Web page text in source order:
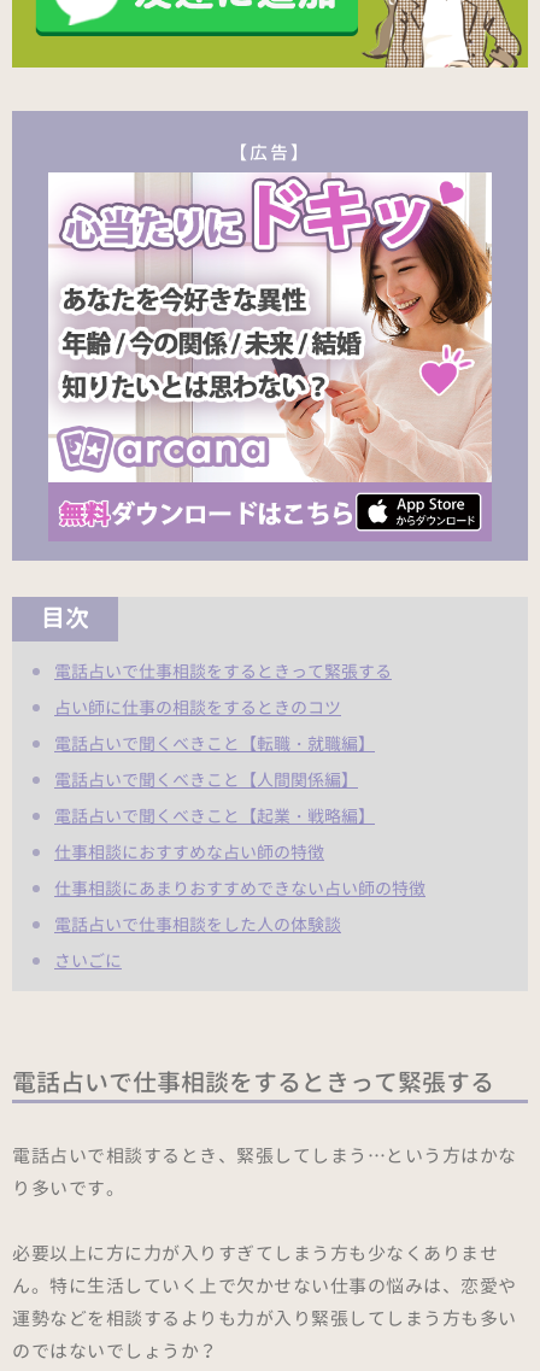
【広告】
目次
電話占いで仕事相談をするときって緊張する
占い師に仕事の相談をするときのコツ
電話占いで聞くべきこと【転職・就職編】
電話占いで聞くべきこと【人間関係編】
電話占いで聞くべきこと【起業・戦略編】
仕事相談におすすめな占い師の特徴
仕事相談にあまりおすすめできない占い師の特徴
電話占いで仕事相談をした人の体験談
さいごに
電話占いで仕事相談をするときって緊張する
電話占いで相談するとき、緊張してしまう…という方はかな
り多いです。
必要以上に方に力が入りすぎてしまう方も少なくありませ
ん。特に生活していく上で欠かせない仕事の悩みは、恋愛や
運勢などを相談するよりも力が入り緊張してしまう方も多い
のではないでしょうか？